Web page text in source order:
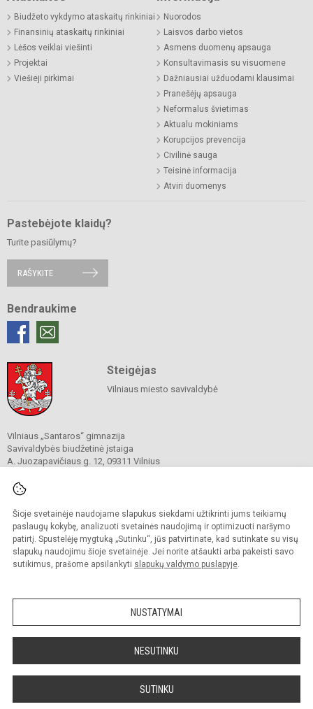
Šioje svetainėje naudojame slapukus siekdami užtikrinti jums teikiamų
paslaugų kokybę, analizuoti svetainės naudojimą ir optimizuoti naršymo
patirtį. Spustelėję mygtuką „Sutinku“, jūs patvirtinate, kad sutinkate su visų
slapukų naudojimu šioje svetainėje. Jei norite atšaukti arba pakeisti savo
sutikimus, prašome apsilankyti slapukų valdymo puslapyje.
NUSTATYMAI
NESUTINKU
SUTINKU
Biudžeto vykdymo ataskaitų rinkiniai
Finansinių ataskaitų rinkiniai
Lėšos veiklai viešinti
Projektai
Viešieji pirkimai
Nuorodos
Laisvos darbo vietos
Asmens duomenų apsauga
Konsultavimasis su visuomene
Dažniausiai užduodami klausimai
Pranešėjų apsauga
Neformalus švietimas
Aktualu mokiniams
Korupcijos prevencija
Civilinė sauga
Teisinė informacija
Atviri duomenys
Pastebėjote klaidų?
Turite pasiūlymų?
RAŠYKITE
Bendraukime
Steigėjas
Vilniaus miesto savivaldybė
Vilniaus „Santaros“ gimnazija
Savivaldybės biudžetinė įstaiga
A. Juozapavičiaus g. 12, 09311 Vilnius
El. p.
Duomenys kaupiami ir saugomi
Juridinių asmenų registre
Įmonės kodas 304089960
Kopijuoti turinį be raštiško gimnazijos sutikimo griežtai draudžiama.
Prieinamumo paraiška Slapukų politika
Sumanus būdas atnaujinti
svetainę